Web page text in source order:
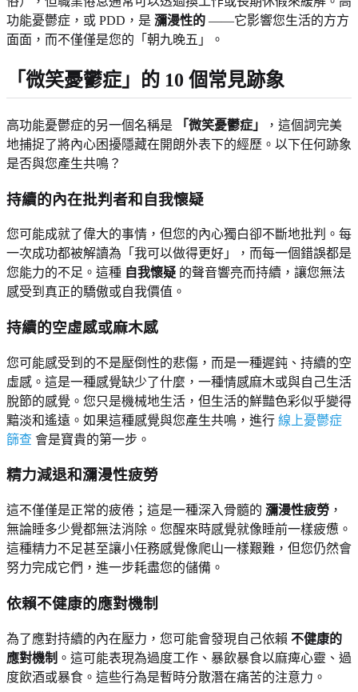
功能憂鬱症，或 PDD，是 瀰漫性的 ——它影響您生活的方方
面面，而不僅僅是您的「朝九晚五」。
「微笑憂鬱症」的 10 個常見跡象
高功能憂鬱症的另一個名稱是 「微笑憂鬱症」
，這個詞完美
地捕捉了將內心困擾隱藏在開朗外表下的經歷。以下任何跡象
是否與您產生共鳴？
持續的內在批判者和自我懷疑
您可能成就了偉大的事情，但您的內心獨白卻不斷地批判。每
一次成功都被解讀為「我可以做得更好」，而每一個錯誤都是
您能力的不足。這種 自我懷疑 的聲音響亮而持續，讓您無法
感受到真正的驕傲或自我價值。
持續的空虛感或麻木感
您可能感受到的不是壓倒性的悲傷，而是一種遲鈍、持續的空
虛感。這是一種感覺缺少了什麼，一種情感麻木或與自己生活
脫節的感覺。您只是機械地生活，但生活的鮮豔色彩似乎變得
黯淡和遙遠。如果這種感覺與您產生共鳴，進行 線上憂鬱症
篩查 會是寶貴的第一步。
精力減退和瀰漫性疲勞
這不僅僅是正常的疲倦；這是一種深入骨髓的 瀰漫性疲勞 ，
無論睡多少覺都無法消除。您醒來時感覺就像睡前一樣疲憊。
這種精力不足甚至讓小任務感覺像爬山一樣艱難，但您仍然會
努力完成它們，進一步耗盡您的儲備。
依賴不健康的應對機制
為了應對持續的內在壓力，您可能會發現自己依賴 不健康的
應對機制 。這可能表現為過度工作、暴飲暴食以麻痺心靈、過
度飲酒或暴食。這些行為是暫時分散潛在痛苦的注意力。